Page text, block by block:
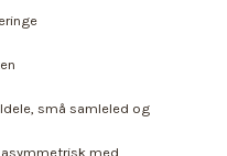
små samleled og
med